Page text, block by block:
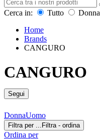
Cerca in: Tutto Donna
Home
Brands
CANGURO
CANGURO
Segui
DonnaUomo
Filtra per ... Filtra - ordina
Ordina per